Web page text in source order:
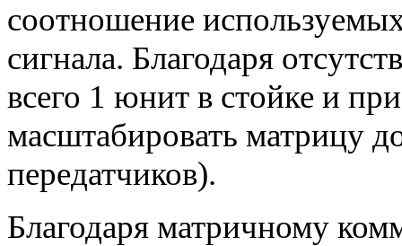
соотношение
сигнала. Благодаря
всего 1 юнит в стойке и
масштабировать матрицу
передатчиков).
Благодаря матричному